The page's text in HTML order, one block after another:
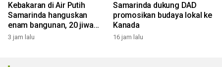
Kebakaran di Air Putih
Samarinda hanguskan
enam bangunan, 20 jiwa
terdampak
3 jam lalu
Samarinda dukung DAD
promosikan budaya lokal ke
Kanada
16 jam lalu